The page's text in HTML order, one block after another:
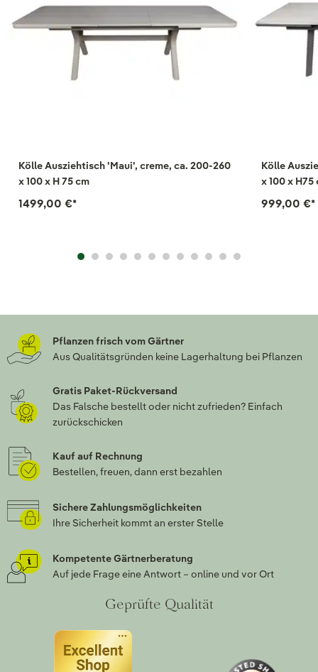
Kölle Ausziehtisch 'Maui', creme, ca. 200-260
x 100 x H 75 cm
1499,00 €*
Kölle
x 100 x H75
999,00 €*
Pflanzen frisch vom Gärtner
Aus Qualitätsgründen keine Lagerhaltung bei Pflanzen
Gratis Paket-Rückversand
Das Falsche bestellt oder nicht zufrieden? Einfach
zurückschicken
Kauf auf Rechnung
Bestellen, freuen, dann erst bezahlen
Sichere Zahlungsmöglichkeiten
Ihre Sicherheit kommt an erster Stelle
Kompetente Gärtnerberatung
Auf jede Frage eine Antwort – online und vor Ort
Geprüfte Qualität